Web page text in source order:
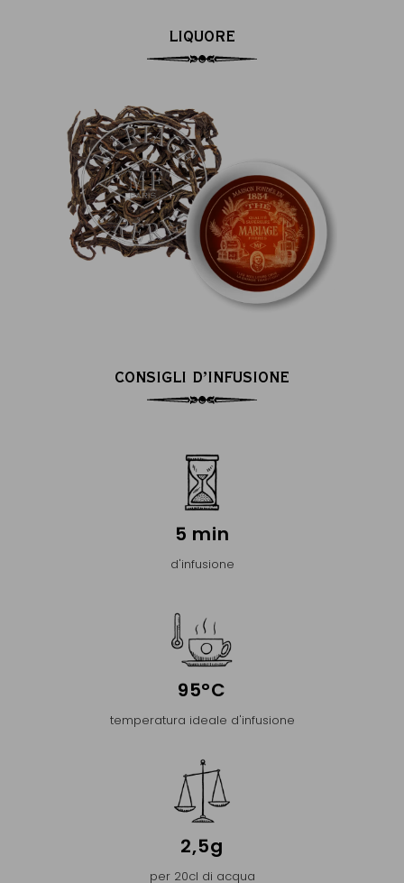
LIQUORE
CONSIGLI D’INFUSIONE
5 min
d'infusione
95°C
temperatura ideale d'infusione
2,5g
per 20cl di acqua